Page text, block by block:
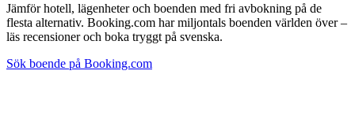
Jämför hotell, lägenheter och boenden med fri avbokning på de
flesta alternativ. Booking.com har miljontals boenden världen över –
läs recensioner och boka tryggt på svenska.
Sök boende på Booking.com